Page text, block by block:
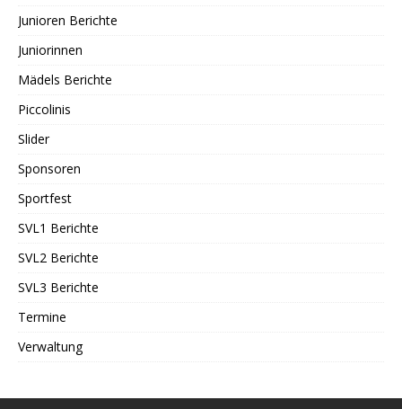
Junioren Berichte
Juniorinnen
Mädels Berichte
Piccolinis
Slider
Sponsoren
Sportfest
SVL1 Berichte
SVL2 Berichte
SVL3 Berichte
Termine
Verwaltung